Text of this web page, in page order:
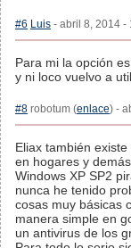
#6 Luis - abril 8, 2014 -
Para mi la opción
y ni loco vuelvo a
#8 robotum (enlace) -
Eliax también
en hogares y
Windows XP SP2
nunca he tenido
cosas muy básicas
manera simple en
un antivirus de los